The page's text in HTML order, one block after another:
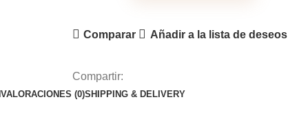
Comparar Añadir a la lista de deseos
Compartir:
VALORACIONES (0)SHIPPING & DELIVERY